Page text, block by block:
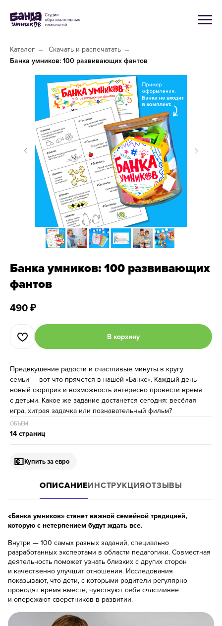
Каталог → Скачать и распечатать →
Банка умников: 100 развивающих фантов
Банка умников: 100 развивающих
фантов
490₽
В корзину
Предвкушение радости и счастливые минуты в кругу
семьи — вот что прячется в нашей «Банке». Каждый день
новый сюрприз и возможность интересно провести время
с детьми. Какое же задание достанется сегодня: весёлая
игра, хитрая задачка или познавательный фильм?
ОБЪЁМ
14 страниц
💶Купить за евро
ОПИСАНИЕИНСТРУКЦИЯОТЗЫВЫ
«Банка умников» станет важной семейной традицией,
которую с нетерпением будут ждать все.
Внутри — 100 самых разных заданий, специально
разработанных экспертами в области педагогики. Совместная
деятельность поможет узнать близких с других сторон
и качественно улучшит отношения. Исследования
показывают, что дети, с которыми родители регулярно
проводят время вместе, чувствуют себя счастливее
и опережают сверстников в развитии.